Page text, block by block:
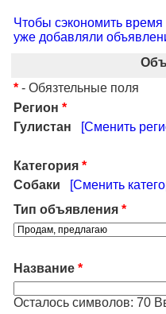
Чтобы сэкономить
уже добавляли
* - Обязтельные поля
Регион *
Гулистан
[Сменить
Категория *
Собаки
[Сменить
Тип объявления *
Название *
Осталось символов: 70